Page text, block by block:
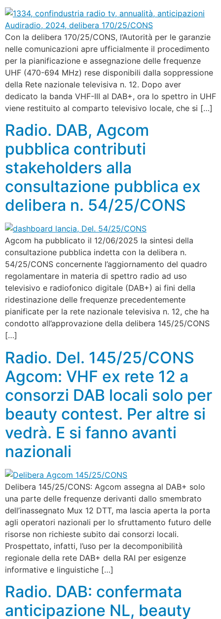
Con la delibera 170/25/CONS, l’Autorità per le garanzie
nelle comunicazioni apre ufficialmente il procedimento
per la pianificazione e assegnazione delle frequenze
UHF (470-694 MHz) rese disponibili dalla soppressione
della Rete nazionale televisiva n. 12. Dopo aver
dedicato la banda VHF-III al DAB+, ora lo spettro in UHF
viene restituito al comparto televisivo locale, che si […]
Radio. DAB, Agcom
pubblica contributi
stakeholders alla
consultazione pubblica ex
delibera n. 54/25/CONS
Agcom ha pubblicato il 12/06/2025 la sintesi della
consultazione pubblica indetta con la delibera n.
54/25/CONS concernente l’aggiornamento del quadro
regolamentare in materia di spettro radio ad uso
televisivo e radiofonico digitale (DAB+) ai fini della
ridestinazione delle frequenze precedentemente
pianificate per la rete nazionale televisiva n. 12, che ha
condotto all’approvazione della delibera 145/25/CONS
[…]
Radio. Del. 145/25/CONS
Agcom: VHF ex rete 12 a
consorzi DAB locali solo per
beauty contest. Per altre si
vedrà. E si fanno avanti
nazionali
Delibera 145/25/CONS: Agcom assegna al DAB+ solo
una parte delle frequenze derivanti dallo smembrato
dell’inassegnato Mux 12 DTT, ma lascia aperta la porta
agli operatori nazionali per lo sfruttamento futuro delle
risorse non richieste subito dai consorzi locali.
Prospettato, infatti, l’uso per la decomponibilità
regionale della rete DAB+ della RAI per esigenze
informative e linguistiche […]
Radio. DAB: confermata
anticipazione NL, beauty